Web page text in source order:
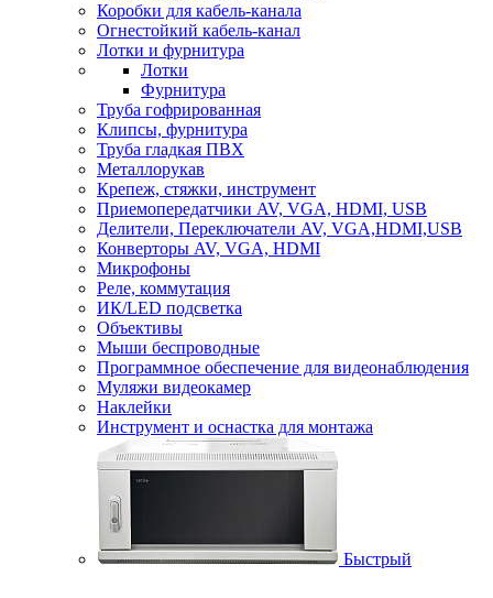
Коробки для кабель-канала
Огнестойкий кабель-канал
Лотки и фурнитура
Лотки
Фурнитура
Труба гофрированная
Клипсы, фурнитура
Труба гладкая ПВХ
Металлорукав
Крепеж, стяжки, инструмент
Приемопередатчики AV, VGA, HDMI, USB
Делители, Переключатели AV, VGA,HDMI,USB
Конверторы AV, VGA, HDMI
Микрофоны
Реле, коммутация
ИК/LED подсветка
Объективы
Мыши беспроводные
Программное обеспечение для видеонаблюдения
Муляжи видеокамер
Наклейки
Инструмент и оснастка для монтажа
Быстрый